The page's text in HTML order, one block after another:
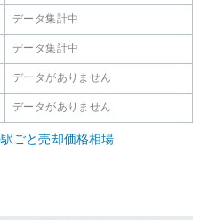
データ集計中
データ集計中
データがありません
データがありません
ごと売却価格相場